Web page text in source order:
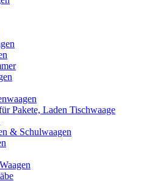
Pakete, Laden Tischwaage
& Schulwaagen